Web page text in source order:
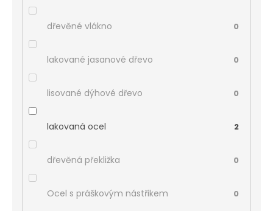
dřevěné vlákno 0
lakované jasanové dřevo 0
lisované dýhové dřevo 0
lakovaná ocel 2
dřevěná překližka 0
Ocel s práškovým nástřikem 0